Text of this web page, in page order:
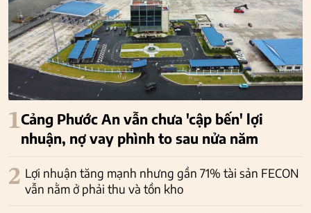
1Cảng Phước An vẫn chưa 'cập bến' lợi
nhuận, nợ vay phình to sau nửa năm
2 Lợi nhuận tăng mạnh nhưng gần 71% tài sản FECON
vẫn nằm ở phải thu và tồn kho